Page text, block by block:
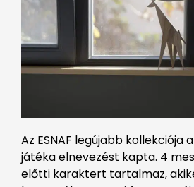
Az ESNAF legújabb kollekciója
játéka elnevezést kapta. 4
előtti karaktert tartalmaz,